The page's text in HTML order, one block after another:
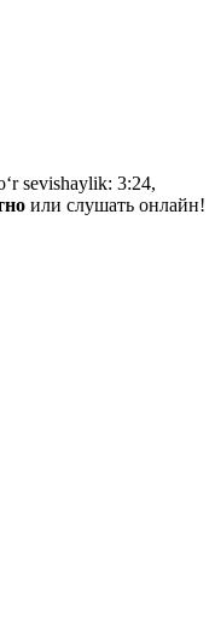
sevishaylik: 3:24,
или слушать онлайн!